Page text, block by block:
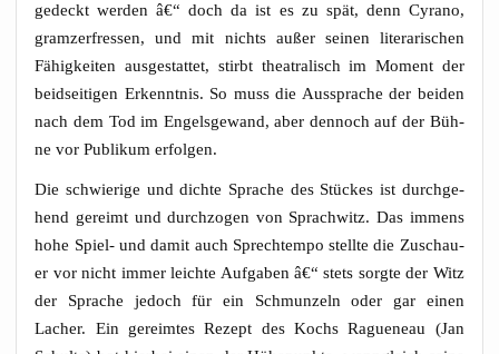
ge­deckt wer­den â€“ doch da ist es zu spät, denn Cyra­no,
gram­zer­fres­sen, und mit nichts außer sei­nen lite­ra­ri­schen
Fähig­kei­ten aus­ge­stat­tet, stirbt thea­tra­lisch im Moment der
beid­sei­ti­gen Erkennt­nis. So muss die Aus­spra­che der bei­den
nach dem Tod im Engels­ge­wand, aber den­noch auf der Büh­
ne vor Publi­kum erfolgen.
Die schwie­ri­ge und dich­te Spra­che des Stü­ckes ist durch­ge­
hend gereimt und durch­zo­gen von Sprach­witz. Das immens
hohe Spiel- und damit auch Sprech­tem­po stell­te die Zuschau­
er vor nicht immer leich­te Auf­ga­ben â€“ stets sorg­te der Witz
der Spra­che jedoch für ein Schmun­zeln oder gar einen
Lacher. Ein gereim­tes Rezept des Kochs Rague­neau (Jan